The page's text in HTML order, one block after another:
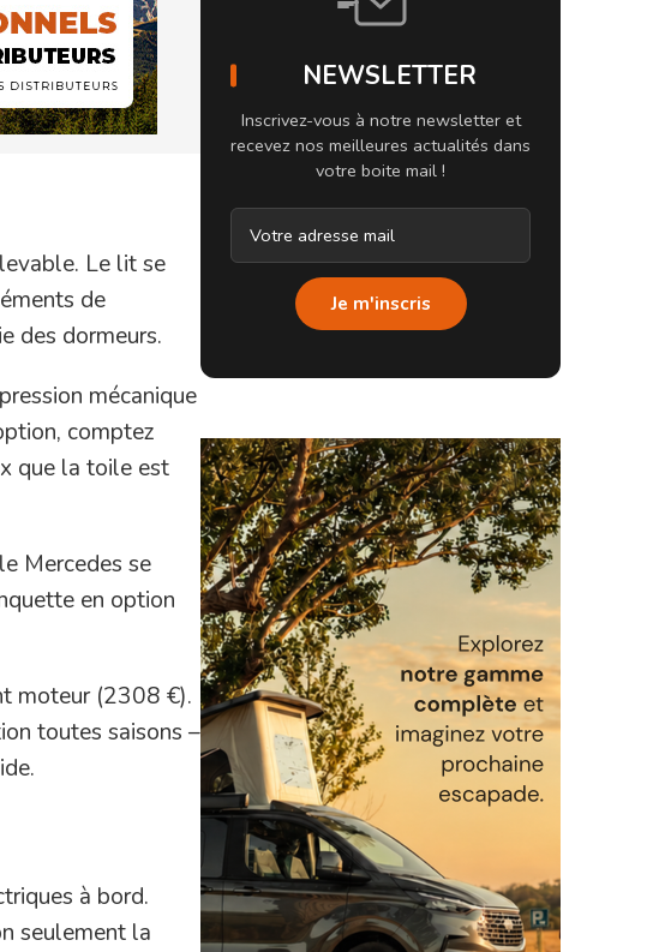
Le lit se
de
des dormeurs.
mécanique
comptez
que la toile est
Mercedes se
en option
moteur (2308 €).
toutes saisons –
à bord.
seulement la
NEWSLETTER
Inscrivez-vous à notre newsletter et
recevez nos meilleures actualités dans
votre boite mail !
Je m'inscris